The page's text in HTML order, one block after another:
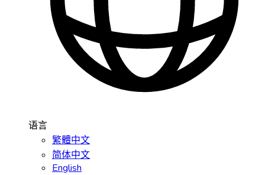
语言
繁體中文
简体中文
English